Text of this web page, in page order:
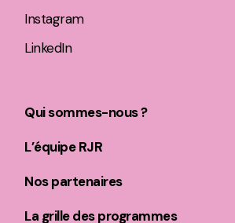
Instagram
LinkedIn
Qui sommes-nous ?
L’équipe RJR
Nos partenaires
La grille des programmes